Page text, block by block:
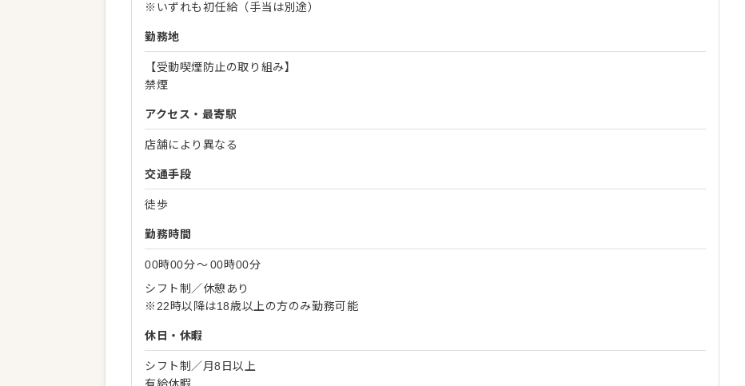
※いずれも初任給（手当は別途）
勤務地
【受動喫煙防止の取り組み】
禁煙
アクセス・最寄駅
店舗により異なる
交通手段
徒歩
勤務時間
00時00分〜00時00分
シフト制／休憩あり
※22時以降は18歳以上の方のみ勤務可能
休日・休暇
シフト制／月8日以上